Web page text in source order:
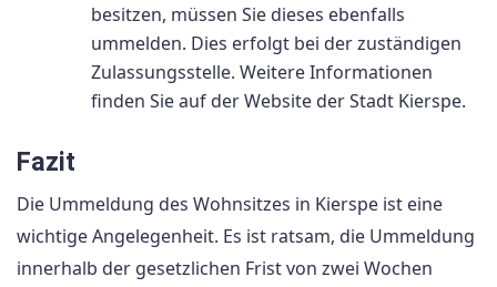
besitzen, müssen Sie dieses ebenfalls
ummelden. Dies erfolgt bei der zuständigen
Zulassungsstelle. Weitere Informationen
finden Sie auf der Website der Stadt Kierspe.
Fazit
Die Ummeldung des Wohnsitzes in Kierspe ist eine
wichtige Angelegenheit. Es ist ratsam, die Ummeldung
innerhalb der gesetzlichen Frist von zwei Wochen